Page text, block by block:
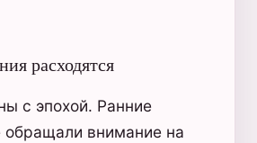
расходятся
с эпохой. Ранние
обращали внимание на